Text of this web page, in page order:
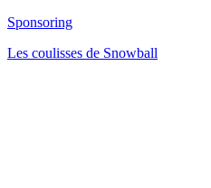
Sponsoring
Les coulisses de Snowball